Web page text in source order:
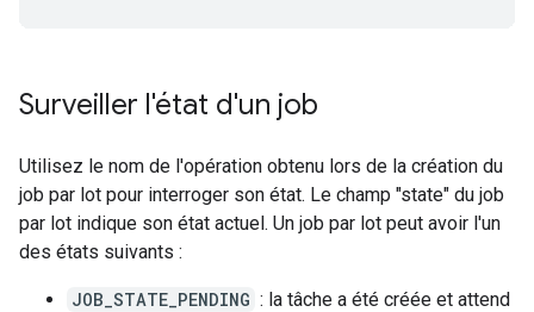
Surveiller l'état d'un job
Utilisez le nom de l'opération obtenu lors de la création du
job par lot pour interroger son état. Le champ "state" du job
par lot indique son état actuel. Un job par lot peut avoir l'un
des états suivants :
JOB_STATE_PENDING : la tâche a été créée et attend